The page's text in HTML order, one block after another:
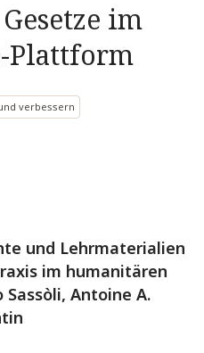
im
Plattform
verbessern
und Lehrmaterialien
im humanitären
Antoine A.